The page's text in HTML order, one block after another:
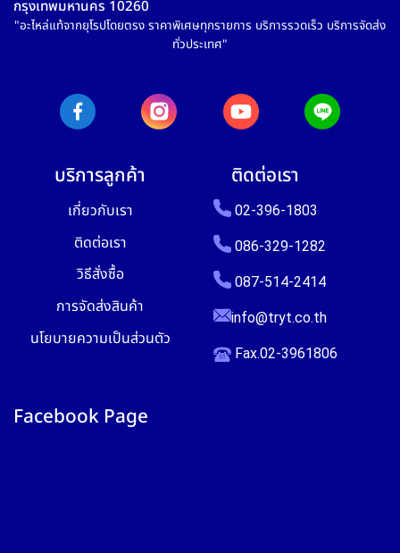
กรุงเทพมหานคร 10260
"อะไหล่แท้จากยุโรปโดยตรง ราคาพิเศษทุกรายการ บริการรวดเร็ว บริการจัดส่ง
ทั่วประเทศ"
บริการลูกค้า
เกี่ยวกับเรา
ติดต่อเรา
วิธีสั่งซื้อ
การจัดส่งสินค้า
นโยบายความเป็นส่วนตัว
ติดต่อเรา
02-396-1803
086-329-1282
087-514-2414
info@tryt.co.th
Fax.02-3961806
Facebook Page